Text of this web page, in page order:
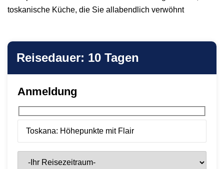
toskanische Küche, die Sie allabendlich verwöhnt
Reisedauer: 10 Tagen
Anmeldung